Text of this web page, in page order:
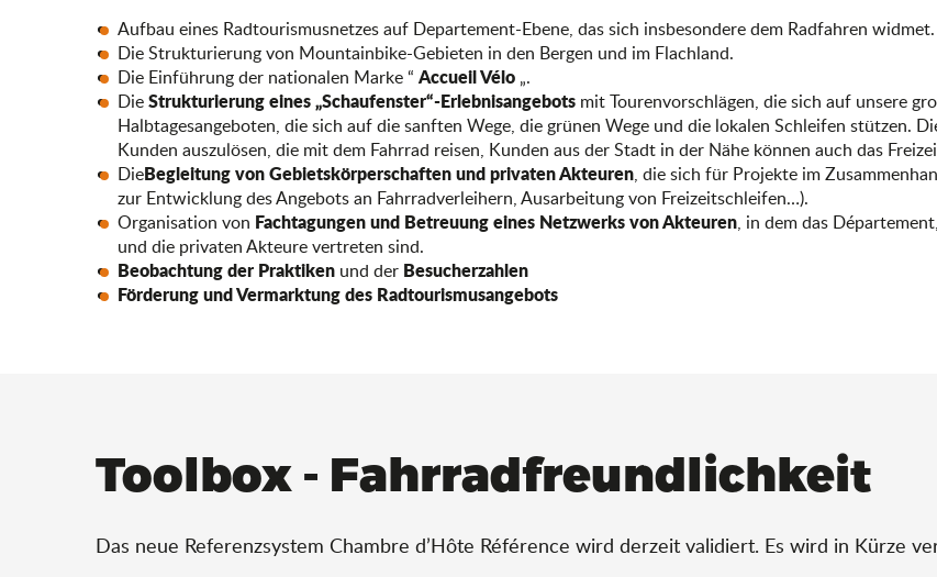
Aufbau eines Radtourismusnetzes auf Departement-Ebene, das sich insbesondere dem Radfahren widmet.
Die Strukturierung von Mountainbike-Gebieten in den Bergen und im Flachland.
Die Einführung der nationalen Marke “ Accueil Vélo „.
DieStrukturierung eines „Schaufenster“-Erlebnisangebots mit Tourenvorschlägen, die sich auf unsere
Halbtagesangeboten, die sich auf die sanften Wege, die grünen Wege und die lokalen Schleifen stützen.
Kunden auszulösen, die mit dem Fahrrad reisen, Kunden aus der Stadt in der Nähe können auch das
DieBegleitung von Gebietskörperschaften und privaten Akteuren, die sich für Projekte im
zur Entwicklung des Angebots an Fahrradverleihern, Ausarbeitung von Freizeitschleifen…).
Organisation von Fachtagungen und Betreuung eines Netzwerks von Akteuren, in dem das
und die privaten Akteure vertreten sind.
Beobachtung der Praktiken und der Besucherzahlen
Förderung und Vermarktung des Radtourismusangebots
Toolbox - Fahrradfreundlichkeit
Das neue Referenzsystem Chambre d’Hôte Référence wird derzeit validiert. Es wird in Kürze